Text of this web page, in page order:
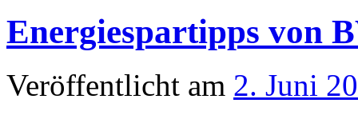
Energiespartipps von
Veröffentlicht am 2. Juni